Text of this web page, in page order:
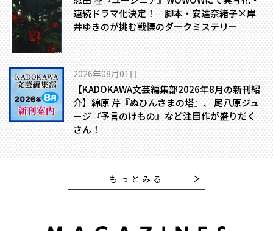
連続ドラマ化決定！ 脚本・安達奈緒子×岸
井ゆきのが挑む戦慄のダークミステリー
2026年08月01日
【KADOKAWA文芸編集部2026年8月の新刊紹
介】綿原 芹『ぬひんさまの塔』、 尾八原ジュ
ージ『予言のけもの』など注目作が盛りだく
さん！
もっとみる